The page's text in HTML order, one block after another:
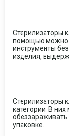
Стерилизаторы
помощью можно
инструменты
изделия,
Стерилизаторы
категории. В
обеззараживать
упаковке.